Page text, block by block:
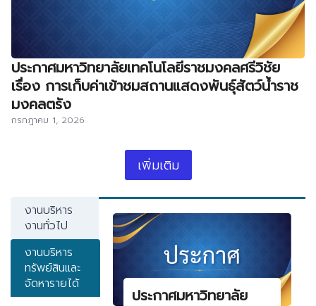
ประกาศมหาวิทยาลัยเทคโนโลยีราชมงคลศรีวิชัย
เรื่อง การเก็บค่าเข้าชมสถานแสดงพันธุ์สัตว์น้ำราช
มงคลตรัง
กรกฎาคม 1, 2026
เพิ่มเติม
งานบริหาร
งานทั่วไป
งานบริหาร
ทรัพย์สินและ
จัดหารายได้
ประกาศมหาวิทยาลัย